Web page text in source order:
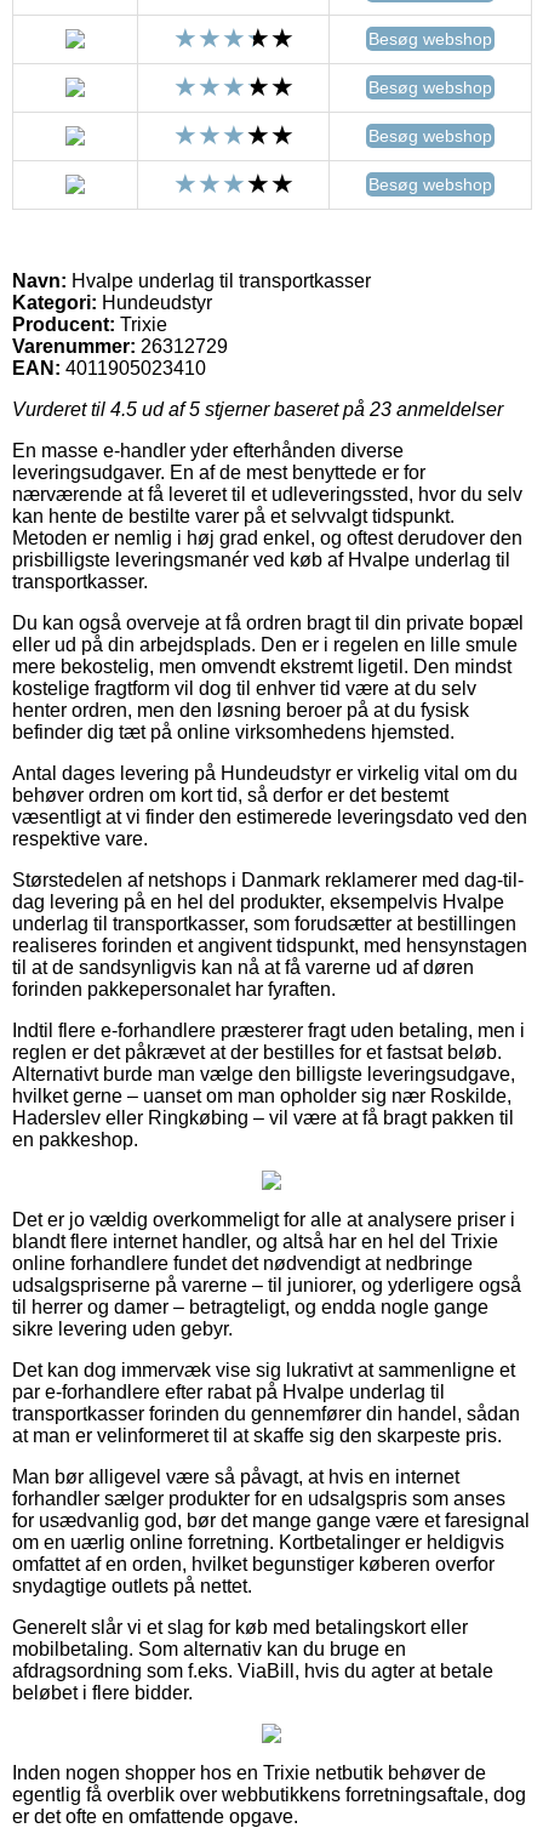
Besøg webshop
Besøg webshop
Besøg webshop
Besøg webshop
Navn: Hvalpe underlag til transportkasser
Kategori: Hundeudstyr
Producent: Trixie
Varenummer: 26312729
EAN: 4011905023410
Vurderet til 4.5 ud af 5 stjerner baseret på 23 anmeldelser
En masse e-handler yder efterhånden diverse
leveringsudgaver. En af de mest benyttede er for
nærværende at få leveret til et udleveringssted, hvor du selv
kan hente de bestilte varer på et selvvalgt tidspunkt.
Metoden er nemlig i høj grad enkel, og oftest derudover den
prisbilligste leveringsmanér ved køb af Hvalpe underlag til
transportkasser.
Du kan også overveje at få ordren bragt til din private bopæl
eller ud på din arbejdsplads. Den er i regelen en lille smule
mere bekostelig, men omvendt ekstremt ligetil. Den mindst
kostelige fragtform vil dog til enhver tid være at du selv
henter ordren, men den løsning beroer på at du fysisk
befinder dig tæt på online virksomhedens hjemsted.
Antal dages levering på Hundeudstyr er virkelig vital om du
behøver ordren om kort tid, så derfor er det bestemt
væsentligt at vi finder den estimerede leveringsdato ved den
respektive vare.
Størstedelen af netshops i Danmark reklamerer med dag-til-
dag levering på en hel del produkter, eksempelvis Hvalpe
underlag til transportkasser, som forudsætter at bestillingen
realiseres forinden et angivent tidspunkt, med hensynstagen
til at de sandsynligvis kan nå at få varerne ud af døren
forinden pakkepersonalet har fyraften.
Indtil flere e-forhandlere præsterer fragt uden betaling, men i
reglen er det påkrævet at der bestilles for et fastsat beløb.
Alternativt burde man vælge den billigste leveringsudgave,
hvilket gerne – uanset om man opholder sig nær Roskilde,
Haderslev eller Ringkøbing – vil være at få bragt pakken til
en pakkeshop.
Det er jo vældig overkommeligt for alle at analysere priser i
blandt flere internet handler, og altså har en hel del Trixie
online forhandlere fundet det nødvendigt at nedbringe
udsalgspriserne på varerne – til juniorer, og yderligere også
til herrer og damer – betragteligt, og endda nogle gange
sikre levering uden gebyr.
Det kan dog immervæk vise sig lukrativt at sammenligne et
par e-forhandlere efter rabat på Hvalpe underlag til
transportkasser forinden du gennemfører din handel, sådan
at man er velinformeret til at skaffe sig den skarpeste pris.
Man bør alligevel være så påvagt, at hvis en internet
forhandler sælger produkter for en udsalgspris som anses
for usædvanlig god, bør det mange gange være et faresignal
om en uærlig online forretning. Kortbetalinger er heldigvis
omfattet af en orden, hvilket begunstiger køberen overfor
snydagtige outlets på nettet.
Generelt slår vi et slag for køb med betalingskort eller
mobilbetaling. Som alternativ kan du bruge en
afdragsordning som f.eks. ViaBill, hvis du agter at betale
beløbet i flere bidder.
Inden nogen shopper hos en Trixie netbutik behøver de
egentlig få overblik over webbutikkens forretningsaftale, dog
er det ofte en omfattende opgave.